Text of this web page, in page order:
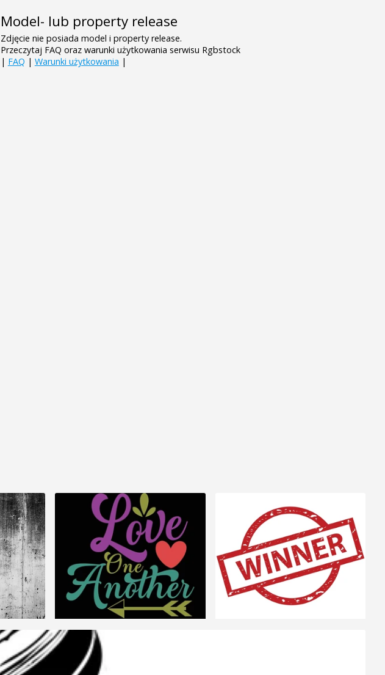
Model- lub property release
Zdjęcie nie posiada model i property release.
Przeczytaj FAQ oraz warunki użytkowania serwisu Rgbstock
| FAQ | Warunki użytkowania |